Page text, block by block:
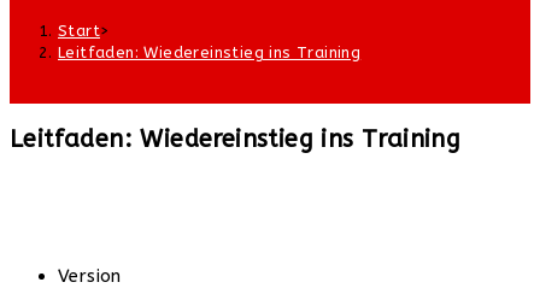
Start>
Leitfaden: Wiedereinstieg ins Training
Leitfaden: Wiedereinstieg ins Training
Version